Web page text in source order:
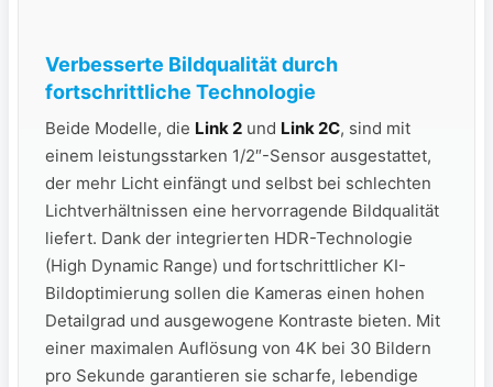
Verbesserte Bildqualität durch
fortschrittliche Technologie
Beide Modelle, die Link 2 und Link 2C, sind mit
einem leistungsstarken 1/2″-Sensor ausgestattet,
der mehr Licht einfängt und selbst bei schlechten
Lichtverhältnissen eine hervorragende Bildqualität
liefert. Dank der integrierten HDR-Technologie
(High Dynamic Range) und fortschrittlicher KI-
Bildoptimierung sollen die Kameras einen hohen
Detailgrad und ausgewogene Kontraste bieten. Mit
einer maximalen Auflösung von 4K bei 30 Bildern
pro Sekunde garantieren sie scharfe, lebendige